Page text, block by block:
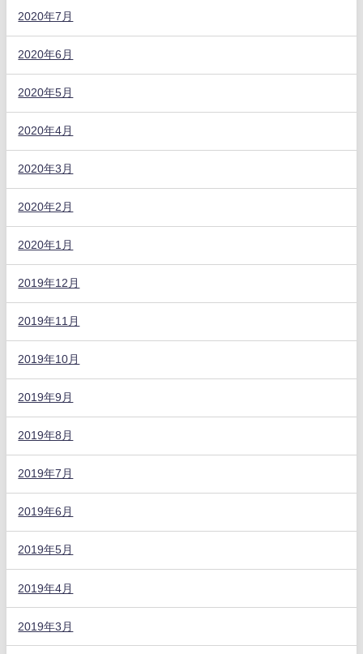
2020年7月
2020年6月
2020年5月
2020年4月
2020年3月
2020年2月
2020年1月
2019年12月
2019年11月
2019年10月
2019年9月
2019年8月
2019年7月
2019年6月
2019年5月
2019年4月
2019年3月